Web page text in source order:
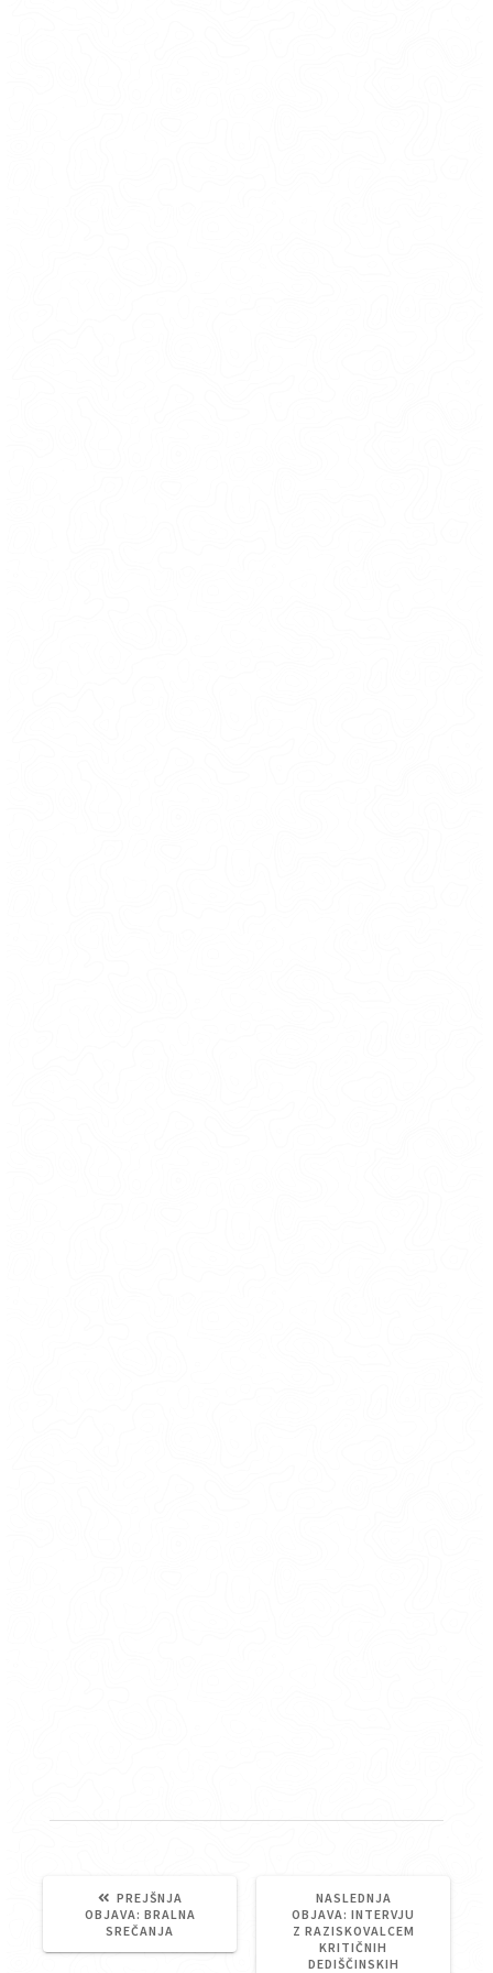
PREJŠNJA
OBJAVA: PREJŠNJA
OBJAVA:
BRALNA
SREČANJA
NASLEDNJA
OBJAVA: NASLEDNJA
OBJAVA:
INTERVJU
Z RAZISKOVALCEM
KRITIČNIH
DEDIŠČINSKIH